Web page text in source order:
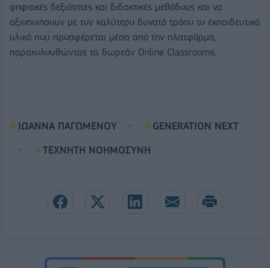
ψηφιακές δεξιότητες και διδακτικές μεθόδους και να
αξιοποιήσουν με τον καλύτερο δυνατό τρόπο το εκπαιδευτικό
υλικό που προσφέρεται μέσα από την πλατφόρμα,
παρακολουθώντας τα δωρεάν Online Classrooms.
ΙΩΑΝΝΑ ΠΑΓΩΜΕΝΟΥ
GENERATION NEXT
ΤΕΧΝΗΤΗ ΝΟΗΜΟΣΥΝΗ